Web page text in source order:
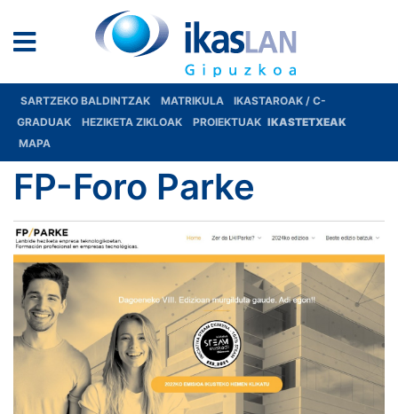
SARTZEKO BALDINTZAK MATRIKULA
IKASTAROAK / C-
GRADUAK
HEZIKETA ZIKLOAK PROIEKTUAK IKASTETXEAK
MAPA
FP-Foro Parke